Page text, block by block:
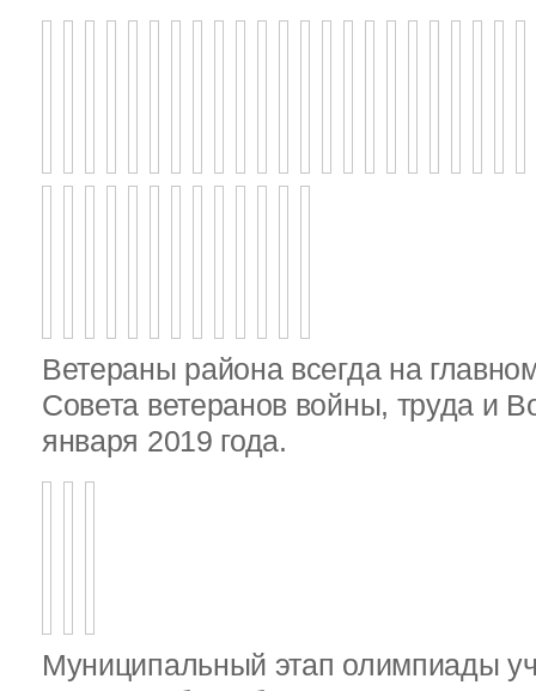
Ветераны района всегда на
Совета ветеранов войны, труда и
января 2019 года.
Муниципальный этап олимпиады